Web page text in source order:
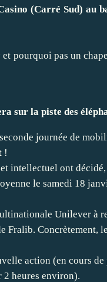
(Carré Sud)
pourquoi pas un
sur la piste des
journée de
!
intellectuel ont
le samedi 18
Unilever à
Fralib. Concrètement,
action (en cours
heures environ).